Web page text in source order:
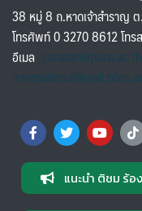
38 หมู่ 8 ถ.หาดเจ้าสำราญ
โทรศัพท์ 0 3270 8612 โท
อีเมล saraban@pbru.ac.th
แนะนำ ติชม ร้อ